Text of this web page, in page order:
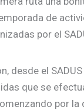
de
por el
desde el
que se
por la